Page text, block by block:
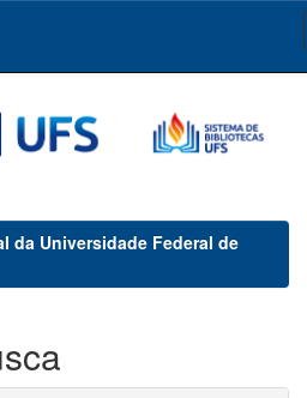
da Universidade Federal de